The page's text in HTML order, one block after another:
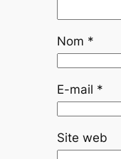
Nom *
E-mail *
Site web